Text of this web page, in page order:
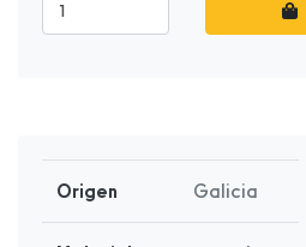
Origen Galicia